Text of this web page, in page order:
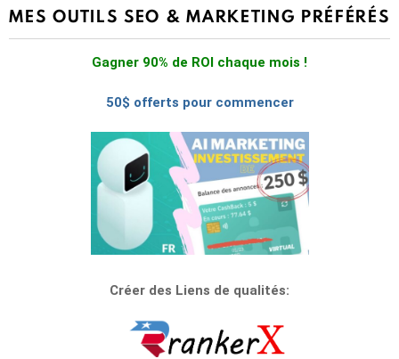
MES OUTILS SEO & MARKETING PRÉFÉRÉS
Gagner 90% de ROI chaque mois !
50$ offerts pour commencer
Créer des Liens de qualités: